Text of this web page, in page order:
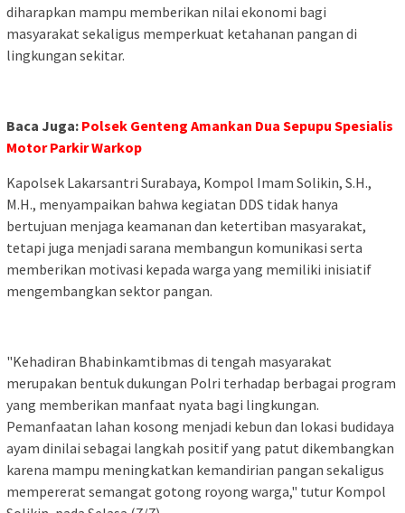
diharapkan mampu memberikan nilai ekonomi bagi
masyarakat sekaligus memperkuat ketahanan pangan di
lingkungan sekitar.
Baca Juga: Polsek Genteng Amankan Dua Sepupu Spesialis
Motor Parkir Warkop
Kapolsek Lakarsantri Surabaya, Kompol Imam Solikin, S.H.,
M.H., menyampaikan bahwa kegiatan DDS tidak hanya
bertujuan menjaga keamanan dan ketertiban masyarakat,
tetapi juga menjadi sarana membangun komunikasi serta
memberikan motivasi kepada warga yang memiliki inisiatif
mengembangkan sektor pangan.
"Kehadiran Bhabinkamtibmas di tengah masyarakat
merupakan bentuk dukungan Polri terhadap berbagai program
yang memberikan manfaat nyata bagi lingkungan.
Pemanfaatan lahan kosong menjadi kebun dan lokasi budidaya
ayam dinilai sebagai langkah positif yang patut dikembangkan
karena mampu meningkatkan kemandirian pangan sekaligus
mempererat semangat gotong royong warga," tutur Kompol